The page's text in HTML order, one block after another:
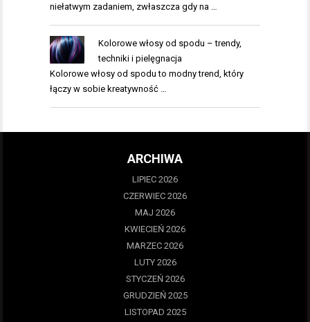
niełatwym zadaniem, zwłaszcza gdy na …
Kolorowe włosy od spodu – trendy,
techniki i pielęgnacja
Kolorowe włosy od spodu to modny trend, który
łączy w sobie kreatywność …
ARCHIWA
LIPIEC 2026
CZERWIEC 2026
MAJ 2026
KWIECIEŃ 2026
MARZEC 2026
LUTY 2026
STYCZEŃ 2026
GRUDZIEŃ 2025
LISTOPAD 2025